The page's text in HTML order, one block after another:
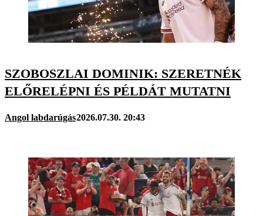
SZOBOSZLAI DOMINIK: SZERETNÉK
ELŐRELÉPNI ÉS PÉLDÁT MUTATNI
Angol labdarúgás2026.07.30. 20:43